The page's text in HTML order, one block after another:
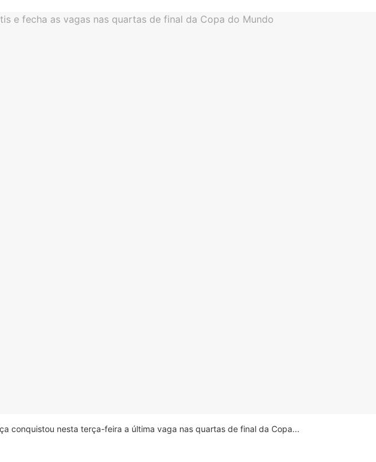
conquistou nesta terça-feira a última vaga nas quartas de final da Copa...